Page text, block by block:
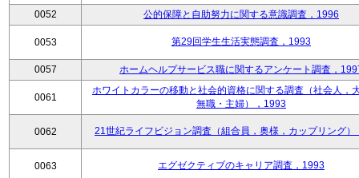
0052
公的保障と自助努力に関する意識調査，1996
0053 第29回学生生活実態調査，1993
0057 ホームヘルプサービス職に関するアンケート調査，
0061
ホワイトカラーの移動と社会的資格に関する調査（社会人，
無職・主婦），1993
0062 21世紀ライフビジョン調査（組合員，奥様，カップリング）
0063 エグゼクティブのキャリア調査，1993